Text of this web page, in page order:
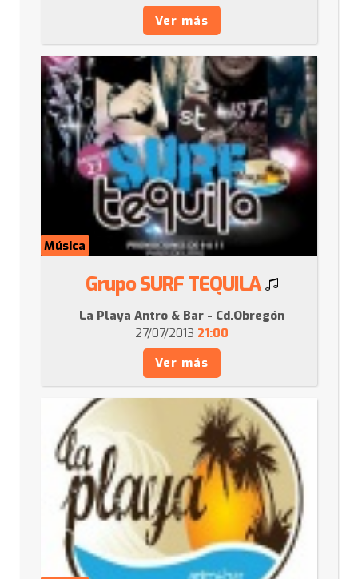
Ver más
Música
Grupo SURF TEQUILA
La Playa Antro & Bar - Cd.Obregón
27/07/2013 21:00
Ver más